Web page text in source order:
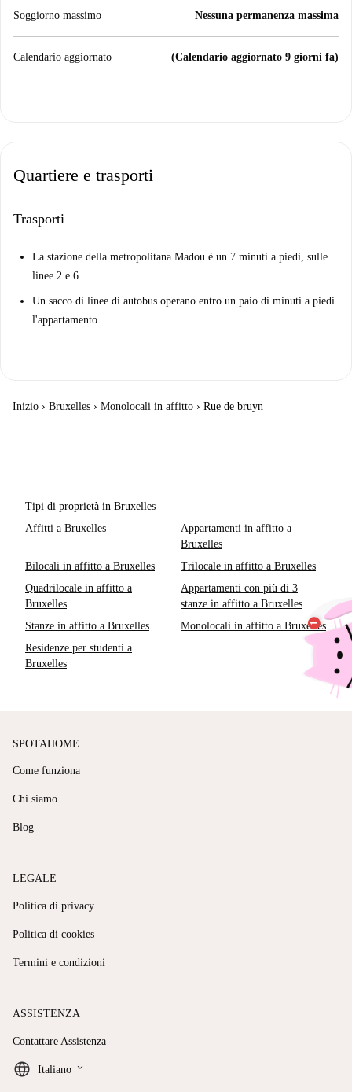
Soggiorno massimo Nessuna permanenza massima
Calendario aggiornato (Calendario aggiornato 9 giorni fa)
Quartiere e trasporti
Trasporti
La stazione della metropolitana Madou è un 7 minuti a piedi, sulle
linee 2 e 6.
Un sacco di linee di autobus operano entro un paio di minuti a piedi
l'appartamento.
Inizio › Bruxelles › Monolocali in affitto › Rue de bruyn
Tipi di proprietà in Bruxelles
Affitti a Bruxelles
Appartamenti in affitto a
Bruxelles
Bilocali in affitto a Bruxelles
Trilocale in affitto a Bruxelles
Quadrilocale in affitto a
Bruxelles
Appartamenti con più di 3
stanze in affitto a Bruxelles
Stanze in affitto a Bruxelles
Monolocali in affitto a Bruxelles
Residenze per studenti a
Bruxelles
SPOTAHOME
Come funziona
Chi siamo
Blog
LEGALE
Politica di privacy
Politica di cookies
Termini e condizioni
ASSISTENZA
Contattare Assistenza
Italiano keyboard_arrow_down